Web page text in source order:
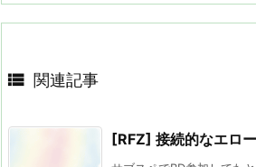
 関連記事
[RFZ] 接続的なエロー